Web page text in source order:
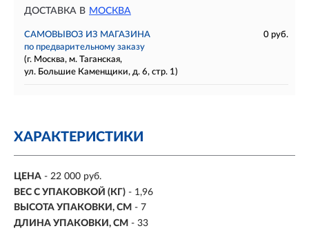
ДОСТАВКА В МОСКВА
САМОВЫВОЗ ИЗ МАГАЗИНА
0 руб.
по предварительному заказу
(г. Москва, м. Таганская,
ул. Большие Каменщики, д. 6, стр. 1)
ХАРАКТЕРИСТИКИ
ЦЕНА - 22 000 руб.
ВЕС С УПАКОВКОЙ (КГ) - 1,96
ВЫСОТА УПАКОВКИ, СМ - 7
ДЛИНА УПАКОВКИ, СМ - 33